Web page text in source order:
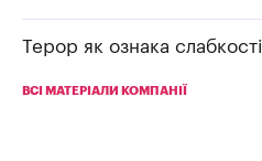
Терор як ознака слабкості
ВСІ МАТЕРІАЛИ КОМПАНІЇ